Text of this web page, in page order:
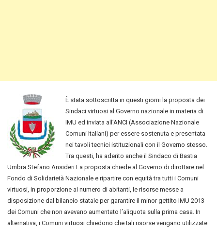
È stata sottoscritta in questi giorni la proposta dei
Sindaci virtuosi al Governo nazionale in materia di
IMU ed inviata all’ANCI (Associazione Nazionale
Comuni Italiani) per essere sostenuta e presentata
nei tavoli tecnici istituzionali con il Governo stesso.
Tra questi, ha aderito anche il Sindaco di Bastia
Umbra Stefano Ansideri.La proposta chiede al Governo di dirottare nel
Fondo di Solidarietà Nazionale e ripartire con equità tra tutti i Comuni
virtuosi, in proporzione al numero di abitanti, le risorse messe a
disposizione dal bilancio statale per garantire il minor gettito IMU 2013
dei Comuni che non avevano aumentato l’aliquota sulla prima casa. In
alternativa, i Comuni virtuosi chiedono che tali risorse vengano utilizzate